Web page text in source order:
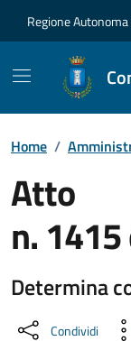
Regione
Home /
Atto
n.
Determina
Dettaglio del
Condividi